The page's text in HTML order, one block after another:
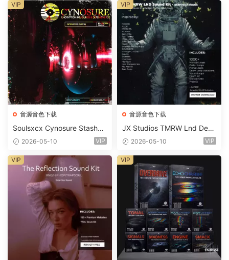
音源音色下载
Soulsxcx Cynosure Stashkit
WAV MiDi FST-FANTASTiC
2026-05-10 VIP
VIP
音源音色下载
JX Studios TMRW Lnd Dee
p And Tech House Sound Ki
ets-FANTASTiC
2026-05-10 VIP
VIP
VIP VIP